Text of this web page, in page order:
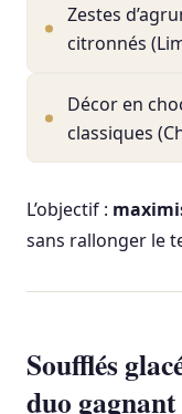
Zestes
citronnés
Décor en
classiques
L’objectif :
sans rallonger le
Soufflés
duo